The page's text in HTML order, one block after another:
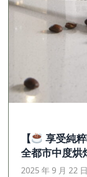
【
享受純
全都市中度烘
2025 年 9 月 22 日